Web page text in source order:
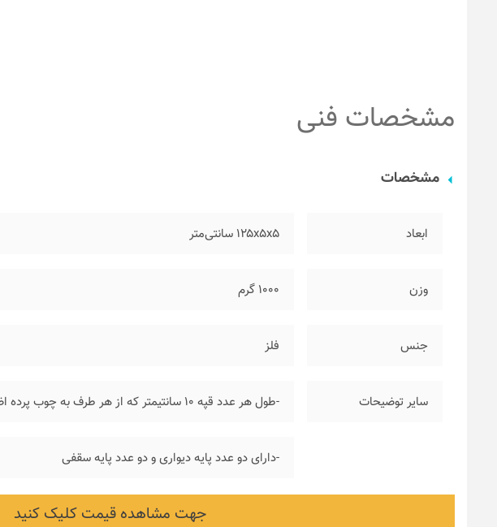
مشخصات فنی
مشخصات
ابعاد ۱۲۵x5x5 سانتی‌متر
وزن ۱۰۰۰ گرم
جنس فلز
سایر توضیحات -طول هر عدد قپه ۱۰ سانتیمتر که از هر طرف به چوب پرده اضافه خواهد شد
-دارای دو عدد پایه دیواری و دو عدد پایه سقفی
جهت مشاهده قیمت کلیک کنید